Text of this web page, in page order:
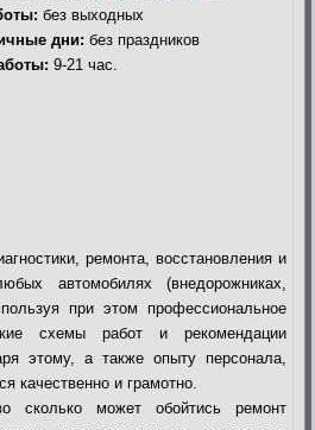
без выходных
дни: без праздников
9-21 час.
ремонта, восстановления и
автомобилях (внедорожниках,
при этом профессиональное
схемы работ и рекомендации
этому, а также опыту персонала,
качественно и грамотно.
может обойтись ремонт